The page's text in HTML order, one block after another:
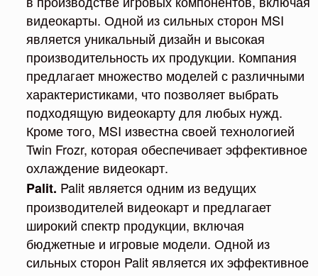
видеокарты. Одной из сильных сторон MSI
является уникальный дизайн и высокая
производительность их продукции. Компания
предлагает множество моделей с различными
характеристиками, что позволяет выбрать
подходящую видеокарту для любых нужд.
Кроме того, MSI известна своей технологией
Twin Frozr, которая обеспечивает эффективное
охлаждение видеокарт.
Palit. Palit является одним из ведущих
производителей видеокарт и предлагает
широкий спектр продукции, включая
бюджетные и игровые модели. Одной из
сильных сторон Palit является их эффективное